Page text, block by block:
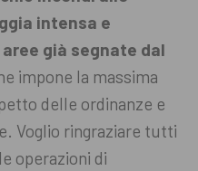
intensa e
già segnate dal
impone la massima
delle ordinanze e
Voglio ringraziare tutti
operazioni di